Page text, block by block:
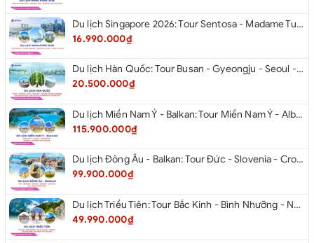
Du lịch Singapore 2026: Tour Sentosa - Madame Tussauds - Garden By The Bay - Jewel từ Hà Nội
16.990.000₫
Du lịch Hàn Quốc: Tour Busan - Gyeongju - Seoul - Đảo Nami - Tàu Điện Ven Biển Haeundae - Cầu Kính Oryukdo - Làng Văn Hóa Huinnyeoul từ Hà Nội 2026
20.500.000₫
Du lịch Miền Nam Ý - Balkan: Tour Miền Nam Ý - Albania - Montenegro - Croatia - Slovenia từ Hà Nội 2026
115.900.000₫
Du lịch Đông Âu - Balkan: Tour Đức - Slovenia - Croatia - Hungary - Slovakia - Áo - Séc từ Hà Nội 2026
99.900.000₫
Du lịch Triều Tiên: Tour Bắc Kinh - Bình Nhưỡng - Núi Myohyang - Kaesong - Bàn Môn Điếm - Đan Đông từ Hà Nội 2026
49.990.000₫